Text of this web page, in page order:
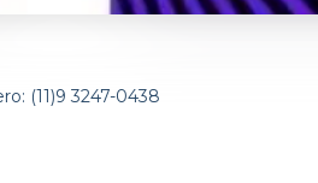
(11)9 3247-0438